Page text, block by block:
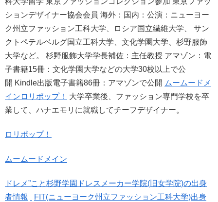
ションデザイナー協会会員 海外：国内：公演：ニューヨー
ク州立ファッション工科大学、ロシア国立繊維大学、 サン
クトペテルベルグ国立工科大学、文化学園大学、杉野服飾
大学など。 杉野服飾大学学長補佐：主任教授 アマゾン：電
子書籍15冊：文化学園大学などの大学30校以上で公
開 Kindle出版電子書籍86冊：アマゾンで公開 ムームードメ
イン ロリポップ！
大学卒業後、ファッション専門学校を卒
業して、ハナエモリに就職してチーフデザイナー。
ロリポップ！
ムームードメイン
ドレメ”こと杉野学園ドレスメーカー学院(旧女学院)の出身
者情報
FIT(ニューヨーク州立ファッション工科大学)出身